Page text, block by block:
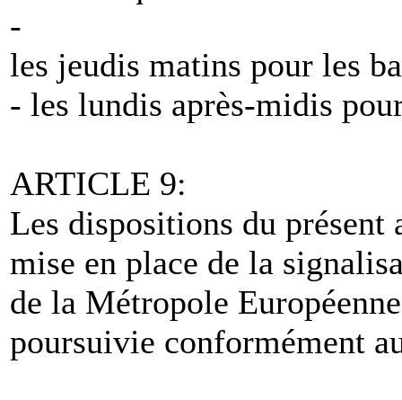
-
les jeudis matins pour les
- les lundis après-midis
ARTICLE 9:
Les dispositions du présent
mise en place de la
de la Métropole
poursuivie conformément